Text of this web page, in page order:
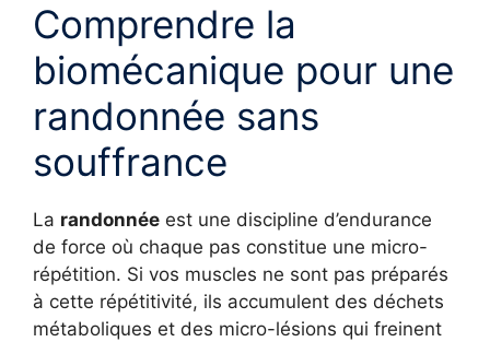
Comprendre la
biomécanique pour une
randonnée sans
souffrance
La randonnée est une discipline d’endurance
de force où chaque pas constitue une micro-
répétition. Si vos muscles ne sont pas préparés
à cette répétitivité, ils accumulent des déchets
métaboliques et des micro-lésions qui freinent